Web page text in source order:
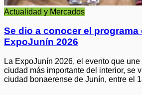
Actualidad y Mercados
Se dio a conocer el programa
ExpoJunín 2026
La ExpoJunín 2026, el evento que
ciudad más importante del interior, se
ciudad bonaerense de Junín, entre el